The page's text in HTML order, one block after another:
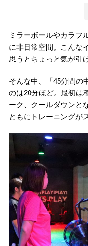
ミラーボールやカラフ
に非日常空間。こんな
思うとちょっと気が引
そんな中、「45分間の
のは20分ほど。最初は
ーク、クールダウンと
ともにトレーニングが